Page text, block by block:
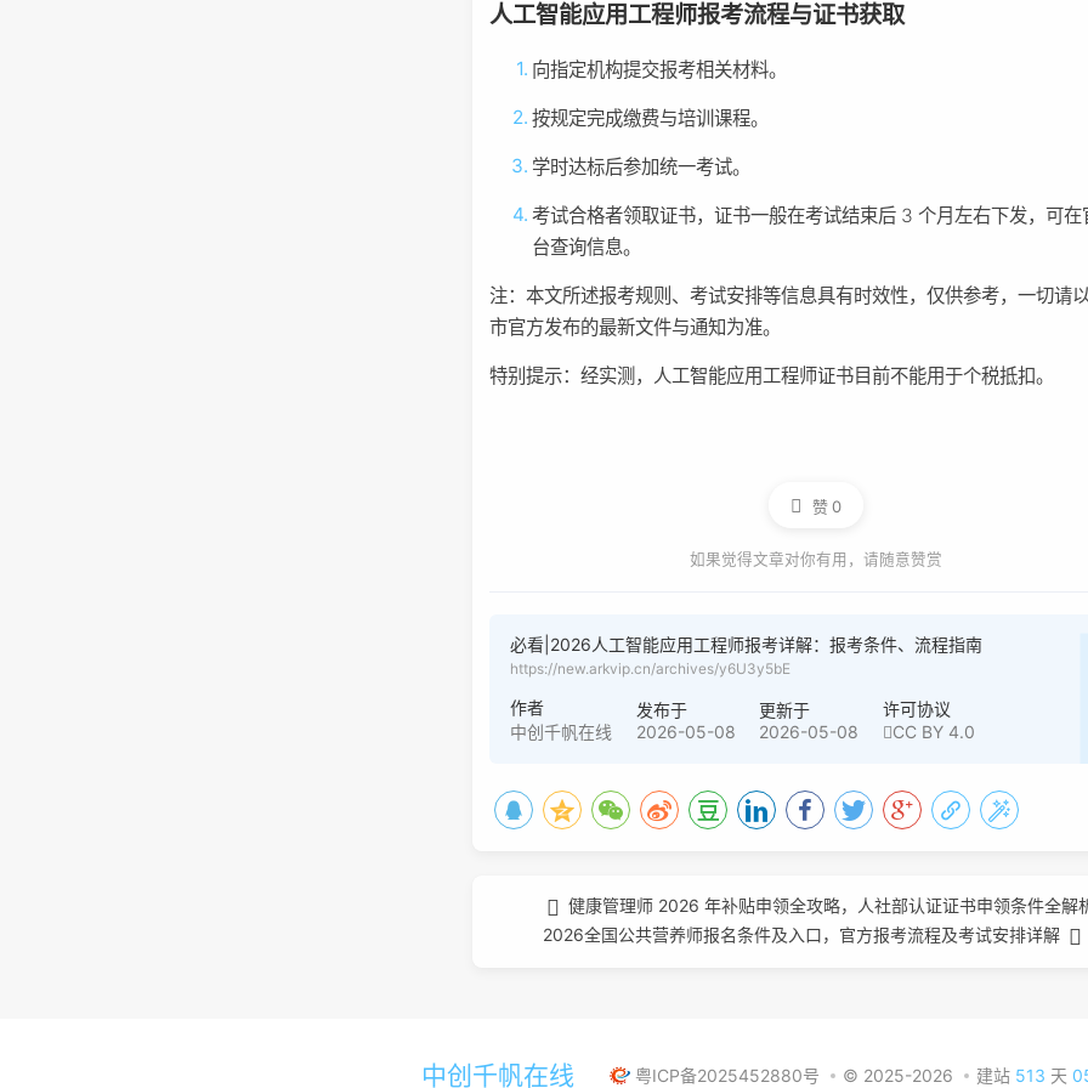
人工智能应用工程师报考流程与证书获取
向指定机构提交报考相关材料。
按规定完成缴费与培训课程。
学时达标后参加统一考试。
考试合格者领取证书，证书一般在考试结束后 3 个月左右下发，可在
台查询信息。
注：本文所述报考规则、考试安排等信息具有时效性，仅供参考，一切请
市官方发布的最新文件与通知为准。
特别提示：经实测，人工智能应用工程师证书目前不能用于个税抵扣。
赞0
如果觉得文章对你有用，请随意赞赏
必看|2026人工智能应用工程师报考详解：报考条件、流程指南
https://new.arkvip.cn/archives/y6U3y5bE
作者
中创千帆在线
发布于
2026-05-08
更新于
2026-05-08
许可协议
CC BY 4.0
健康管理师 2026 年补贴申领全攻略，人社部认证证书申领条件全解
2026全国公共营养师报名条件及入口，官方报考流程及考试安排详解
中创千帆在线 粤ICP备2025452880号 © 2025-2026 建站 513 天